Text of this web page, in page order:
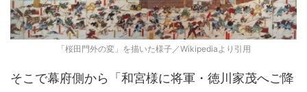
「桜田門外の変」を描いた様子／Wikipediaより引用
そこで幕府側から「和宮様に将軍・徳川家茂へご降